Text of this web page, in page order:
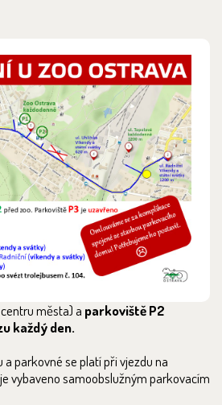
města) a parkoviště P2
každý den.
a parkovné se platí při vjezdu na
vybaveno samoobslužným parkovacím